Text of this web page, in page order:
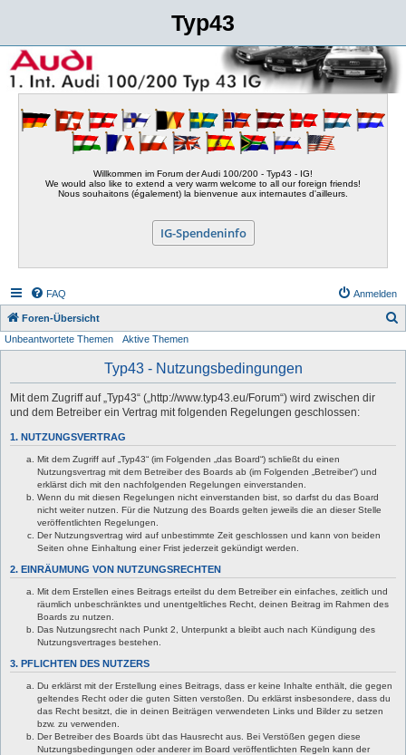
Typ43
Willkommen im Forum der Audi 100/200 - Typ43 - IG!
We would also like to extend a very warm welcome to all our foreign friends!
Nous souhaitons (également) la bienvenue aux internautes d'ailleurs.
IG-Spendeninfo
FAQ Anmelden
Foren-Übersicht
Unbeantwortete Themen Aktive Themen
Typ43 - Nutzungsbedingungen
Mit dem Zugriff auf „Typ43“ („http://www.typ43.eu/Forum“) wird zwischen dir
und dem Betreiber ein Vertrag mit folgenden Regelungen geschlossen:
1. NUTZUNGSVERTRAG
Mit dem Zugriff auf „Typ43“ (im Folgenden „das Board“) schließt du einen
Nutzungsvertrag mit dem Betreiber des Boards ab (im Folgenden „Betreiber“) und
erklärst dich mit den nachfolgenden Regelungen einverstanden.
Wenn du mit diesen Regelungen nicht einverstanden bist, so darfst du das Board
nicht weiter nutzen. Für die Nutzung des Boards gelten jeweils die an dieser Stelle
veröffentlichten Regelungen.
Der Nutzungsvertrag wird auf unbestimmte Zeit geschlossen und kann von beiden
Seiten ohne Einhaltung einer Frist jederzeit gekündigt werden.
2. EINRÄUMUNG VON NUTZUNGSRECHTEN
Mit dem Erstellen eines Beitrags erteilst du dem Betreiber ein einfaches, zeitlich und
räumlich unbeschränktes und unentgeltliches Recht, deinen Beitrag im Rahmen des
Boards zu nutzen.
Das Nutzungsrecht nach Punkt 2, Unterpunkt a bleibt auch nach Kündigung des
Nutzungsvertrages bestehen.
3. PFLICHTEN DES NUTZERS
Du erklärst mit der Erstellung eines Beitrags, dass er keine Inhalte enthält, die gegen
geltendes Recht oder die guten Sitten verstoßen. Du erklärst insbesondere, dass du
das Recht besitzt, die in deinen Beiträgen verwendeten Links und Bilder zu setzen
bzw. zu verwenden.
Der Betreiber des Boards übt das Hausrecht aus. Bei Verstößen gegen diese
Nutzungsbedingungen oder anderer im Board veröffentlichten Regeln kann der